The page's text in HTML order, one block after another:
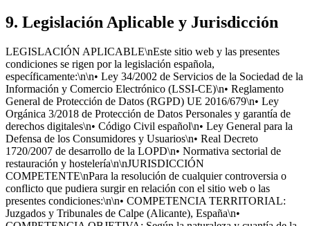
9. Legislación Aplicable y Jurisdicción
LEGISLACIÓN APLICABLE\nEste sitio web y las presentes
condiciones se rigen por la legislación española,
específicamente:\n\n• Ley 34/2002 de Servicios de la Sociedad de la
Información y Comercio Electrónico (LSSI-CE)\n• Reglamento
General de Protección de Datos (RGPD) UE 2016/679\n• Ley
Orgánica 3/2018 de Protección de Datos Personales y garantía de
derechos digitales\n• Código Civil español\n• Ley General para la
Defensa de los Consumidores y Usuarios\n• Real Decreto
1720/2007 de desarrollo de la LOPD\n• Normativa sectorial de
restauración y hostelería\n\nJURISDICCIÓN
COMPETENTE\nPara la resolución de cualquier controversia o
conflicto que pudiera surgir en relación con el sitio web o las
presentes condiciones:\n\n• COMPETENCIA TERRITORIAL:
Juzgados y Tribunales de Calpe (Alicante), España\n•